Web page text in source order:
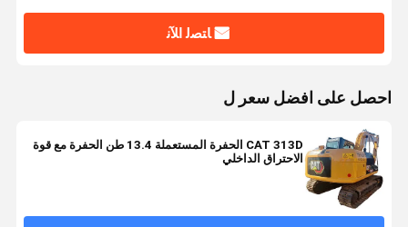
ﺎﺘﺼﻟ ﺍﻶﻧ
احصل على افضل سعر ل
CAT 313D الحفرة المستعملة 13.4 طن الحفرة مع قوة
الاحتراق الداخلي